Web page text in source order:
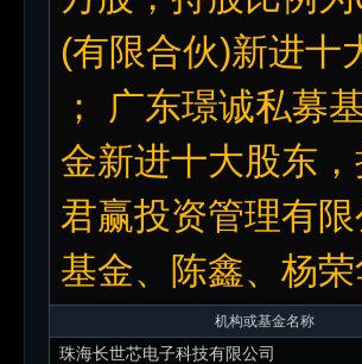
(有限合伙)新进十
； 广东璟诚私募
金新进十大股东
君赢投资管理有
基金、陈鑫、杨
机构或基金名称
珠海长世芯电子科技有限公司